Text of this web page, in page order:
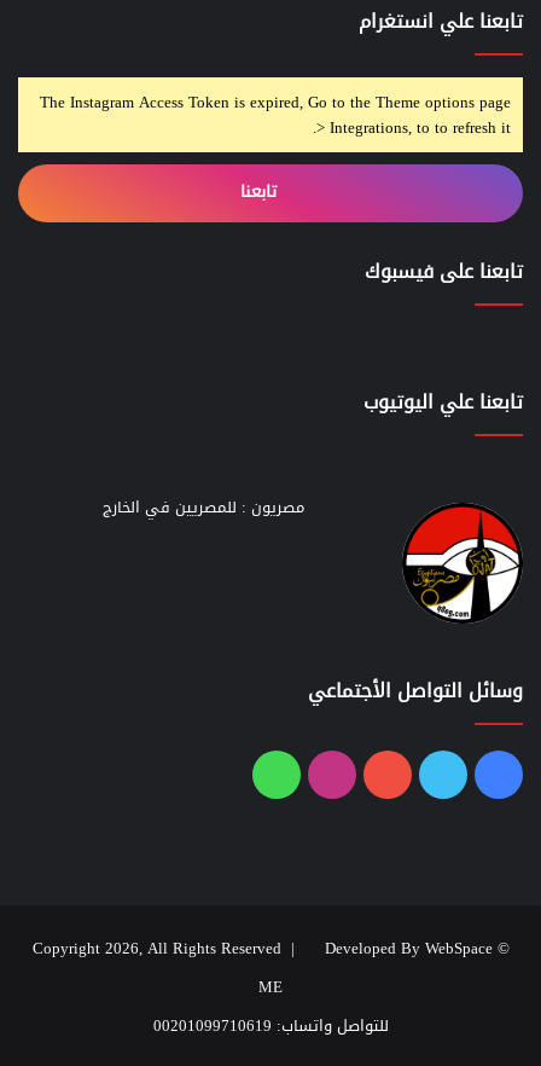
تابعنا علي انستغرام
The Instagram Access Token is expired, Go to the Theme options page
> Integrations, to to refresh it.
تابعنا
تابعنا على فيسبوك
تابعنا علي اليوتيوب
مصريون : للمصريين في الخارج
وسائل التواصل الأجتماعي
فيسبوك
تويتر يوتيوبانستقرامواتساب
© Copyright 2026, All Rights Reserved |
Developed By WebSpace
ME
للتواصل واتساب: 00201099710619